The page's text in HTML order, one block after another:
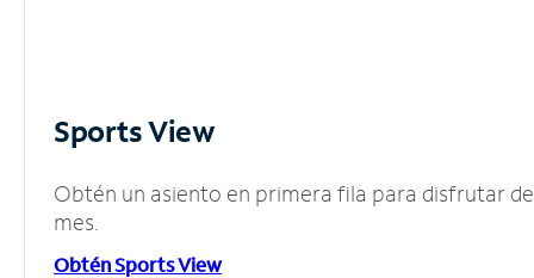
Sports View
Obtén un asiento en primera fila para disfrutar
mes.
Obtén Sports View